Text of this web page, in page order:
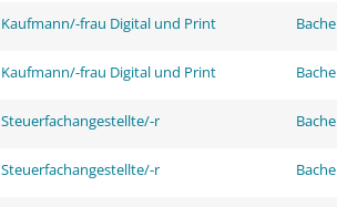
Kaufmann/-frau Digital und Print
Kaufmann/-frau Digital und Print
Steuerfachangestellte/-r
Steuerfachangestellte/-r